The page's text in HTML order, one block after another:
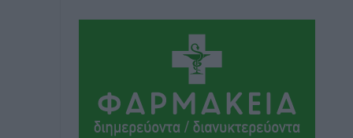
Κατταβιά: Πρόεδρος ο Μανώλης
Φραντζής, απέκτησε τον νεαρό
Καρακασιάν
Αθλητικά• πριν 14 ώρες